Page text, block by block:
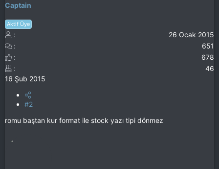
Captain
Aktif Üye
26 Ocak 2015
651
678
46
16 Şub 2015
#2
romu baştan kur format ile stock yazı tipi dönmez